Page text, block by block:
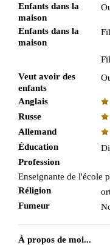
Enfants dans la
maison
Enfants dans la
maison
Veut avoir des
enfants
Anglais
Russe
Allemand
Éducation
Profession
Enseignante de l'école
Réligion
Fumeur
À propos de moi...